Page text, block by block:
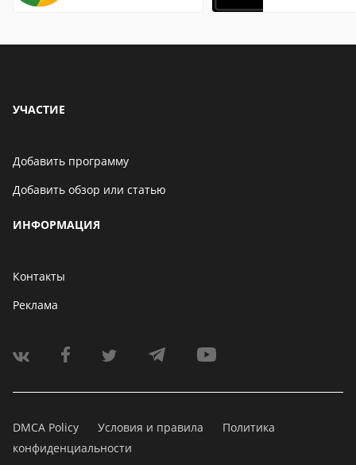
УЧАСТИЕ
Добавить программу
Добавить обзор или статью
ИНФОРМАЦИЯ
Контакты
Реклама
DMCA Policy Условия и правила
Политика
конфиденциальности